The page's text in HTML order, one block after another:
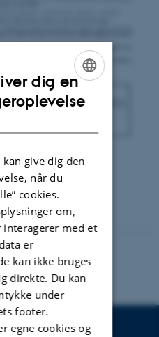
ENGLISH
dig en
give dig den
når du
cookies.
om,
med et
er
kan ikke bruges
direkte. Du kan
under
footer.
egne cookies og